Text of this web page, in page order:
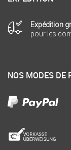
Expédition
pour les
NOS MODES DE